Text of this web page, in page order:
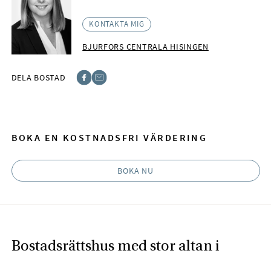
KONTAKTA MIG
BJURFORS CENTRALA HISINGEN
DELA BOSTAD
BOKA EN KOSTNADSFRI VÄRDERING
BOKA NU
Bostadsrättshus med stor altan i